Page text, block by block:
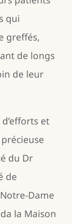
qui
greffés,
de longs
de leur
et
du Dr
de
Dame
la Maison